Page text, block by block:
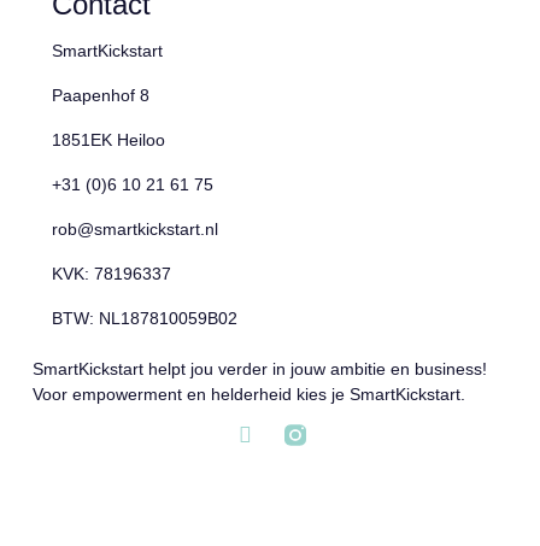
SmartKickstart helpt jou verder in jouw ambitie en business!
Voor empowerment en helderheid kies je SmartKickstart.
SmartKickstart
Paapenhof 8
1851EK Heiloo
+31 (0)6 10 21 61 75
rob@smartkickstart.nl
KVK: 78196337
BTW: NL187810059B02